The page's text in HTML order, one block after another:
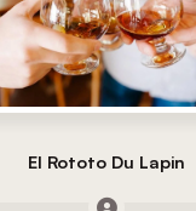
El Rototo Du Lapin